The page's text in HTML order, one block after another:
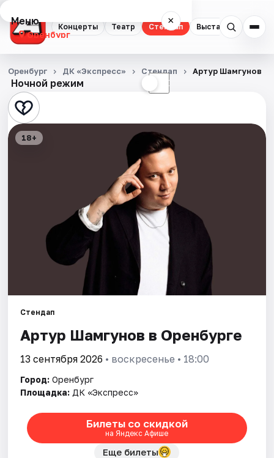
Концерты Театр Стендап Выставки
Меню ×
Оренбург
Концерты
Театр
Стендап
События
Площадки
Артисты
Рейтинги
Ночной режим ☾
Оренбург ДК «Экспресс» Стендап Артур Шамгунов
18+
Стендап
Артур Шамгунов в Оренбурге
13 сентября 2026 • воскресенье • 18:00
Город: Оренбург
Площадка: ДК «Экспресс»
Билеты со скидкой
на Яндекс Афише
Еще билеты